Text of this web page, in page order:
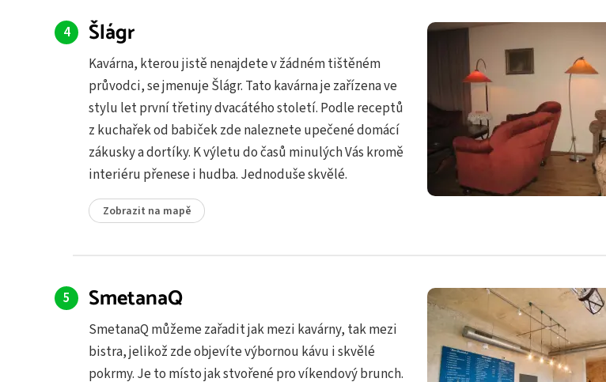
Šlágr
Kavárna, kterou jistě nenajdete v žádném tištěném
průvodci, se jmenuje Šlágr. Tato kavárna je zařízena ve
stylu let první třetiny dvacátého století. Podle receptů
z kuchařek od babiček zde naleznete upečené domácí
zákusky a dortíky. K výletu do časů minulých Vás kromě
interiéru přenese i hudba. Jednoduše skvělé.
Zobrazit na mapě
SmetanaQ
SmetanaQ můžeme zařadit jak mezi kavárny, tak mezi
bistra, jelikož zde objevíte výbornou kávu i skvělé
pokrmy. Je to místo jak stvořené pro víkendový brunch.